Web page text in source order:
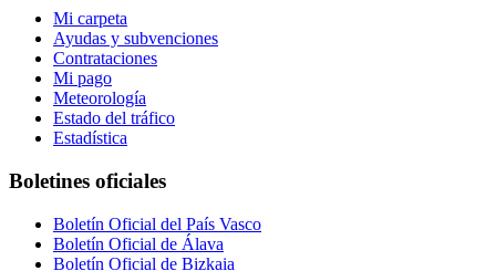
Mi carpeta
Ayudas y subvenciones
Contrataciones
Mi pago
Meteorología
Estado del tráfico
Estadística
Boletines oficiales
Boletín Oficial del País Vasco
Boletín Oficial de Álava
Boletín Oficial de Bizkaia